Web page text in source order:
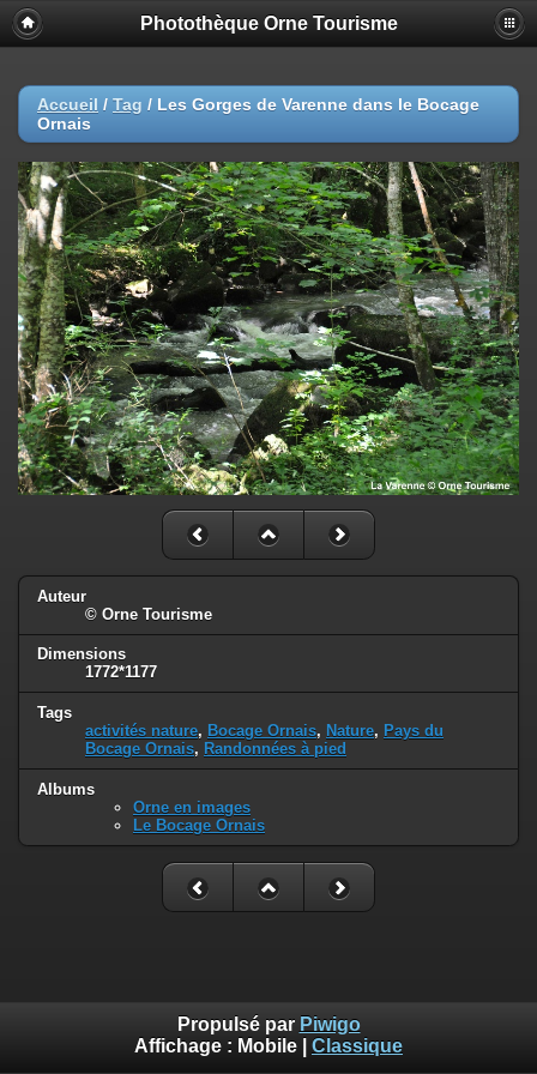
Photothèque Orne Tourisme
Accueil / Tag / Les Gorges de Varenne dans le Bocage
Ornais
Auteur
© Orne Tourisme
Dimensions
1772*1177
Tags
activités nature, Bocage Ornais, Nature, Pays du
Bocage Ornais, Randonnées à pied
Albums
Orne en images
Le Bocage Ornais
Propulsé par Piwigo
Affichage : Mobile Classique